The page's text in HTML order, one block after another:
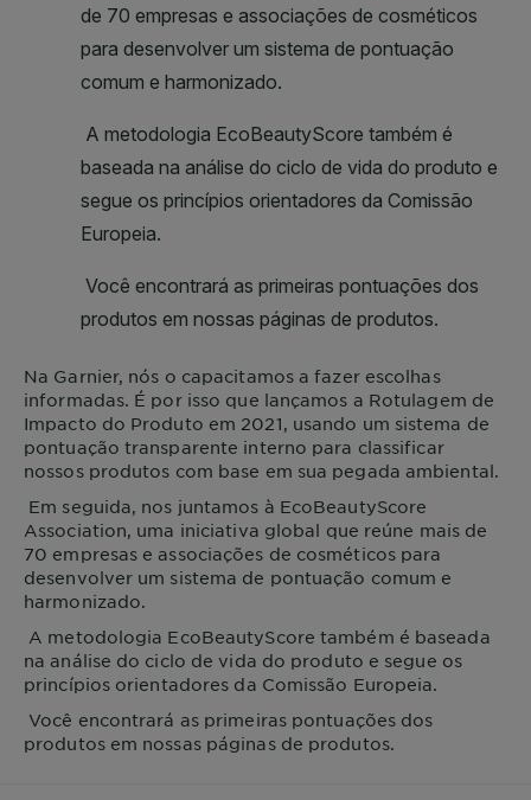
Na Garnier, nós o capacitamos a fazer escolhas
informadas. É por isso que lançamos a Rotulagem de
Impacto do Produto em 2021, usando um sistema de
pontuação transparente interno para classificar
nossos produtos com base em sua pegada ambiental.
Em seguida, nos juntamos à EcoBeautyScore
Association, uma iniciativa global que reúne mais de
70 empresas e associações de cosméticos para
desenvolver um sistema de pontuação comum e
harmonizado.
A metodologia EcoBeautyScore também é baseada
na análise do ciclo de vida do produto e segue os
princípios orientadores da Comissão Europeia.
Você encontrará as primeiras pontuações dos
produtos em nossas páginas de produtos.